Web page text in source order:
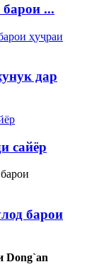
...
дар
сайёр
барои
Dong`an